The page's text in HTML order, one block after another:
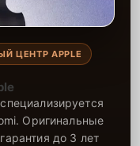
ЦЕНТР APPLE
Оригинальные
до 3 лет